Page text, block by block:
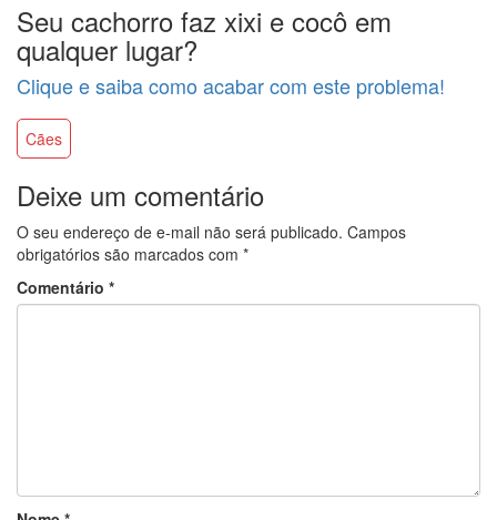
Seu cachorro faz xixi e cocô em
qualquer lugar?
Clique e saiba como acabar com este problema!
Cães
Deixe um comentário
O seu endereço de e-mail não será publicado. Campos
obrigatórios são marcados com *
Comentário *